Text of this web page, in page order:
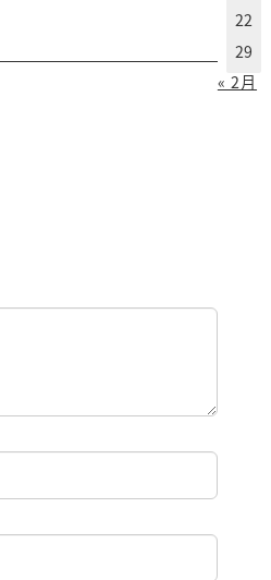
22
29
« 2月